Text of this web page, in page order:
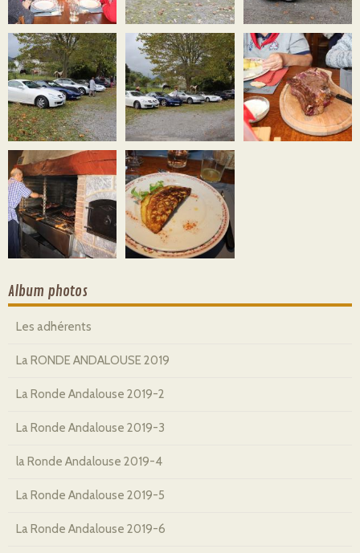
Album photos
Les adhérents
La RONDE ANDALOUSE 2019
La Ronde Andalouse 2019-2
La Ronde Andalouse 2019-3
la Ronde Andalouse 2019-4
La Ronde Andalouse 2019-5
La Ronde Andalouse 2019-6